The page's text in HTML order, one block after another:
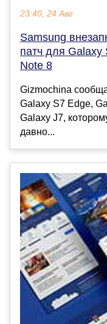
23:40, 24 Авг
Samsung
патч для Galaxy
Note 8
Gizmochina
Galaxy S7 Edge,
Galaxy J7,
давно...